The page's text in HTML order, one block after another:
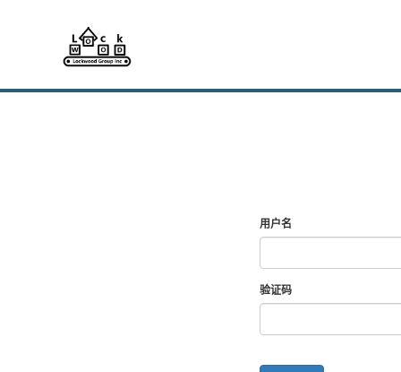
用户名
验证码